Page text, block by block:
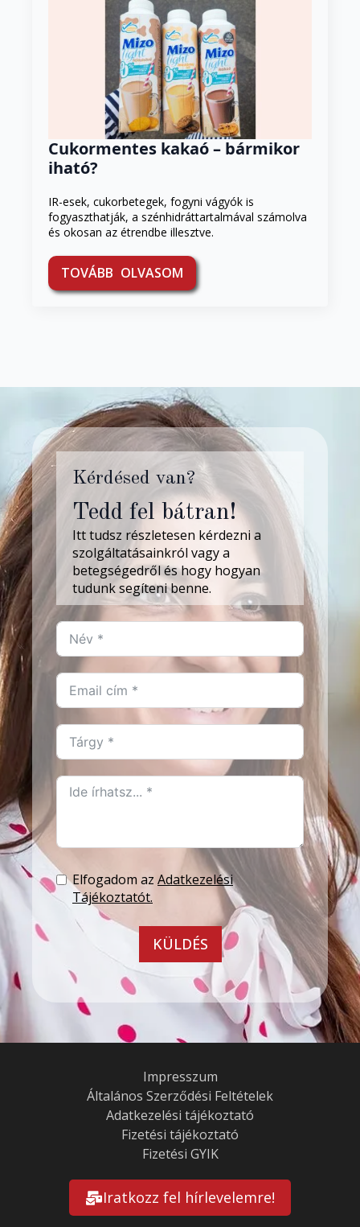
Cukormentes kakaó – bármikor
iható?
IR-esek, cukorbetegek, fogyni vágyók is
fogyaszthatják, a szénhidráttartalmával számolva
és okosan az étrendbe illesztve.
TOVÁBB OLVASOM
Kérdésed van?
Tedd fel bátran!
Itt tudsz részletesen kérdezni a
szolgáltatásainkról vagy a
betegségedről és hogy hogyan
tudunk segíteni benne.
Elfogadom az Adatkezelési
Tájékoztatót.
KÜLDÉS
Impresszum
Általános Szerződési Feltételek
Adatkezelési tájékoztató
Fizetési tájékoztató
Fizetési GYIK
Iratkozz fel hírlevelemre!